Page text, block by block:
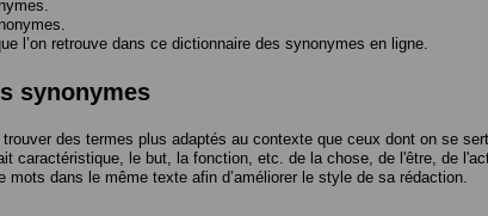
l’on retrouve dans ce dictionnaire des synonymes en ligne.
synonymes
trouver des termes plus adaptés au contexte que ceux dont on se
caractéristique, le but, la fonction, etc. de la chose, de l'être, de
mots dans le même texte afin d’améliorer le style de sa rédaction.